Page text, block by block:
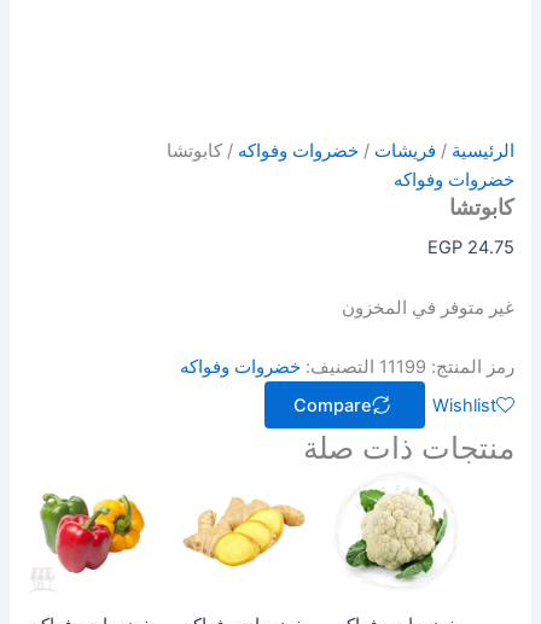
الرئيسية / فريشات /خضروات وفواكه / كابوتشا
خضروات وفواكه
كابوتشا
EGP24.75
غير متوفر في المخزون
رمز المنتج: 11199 التصنيف:خضروات وفواكه
Wishlist
Compare
منتجات ذات صلة